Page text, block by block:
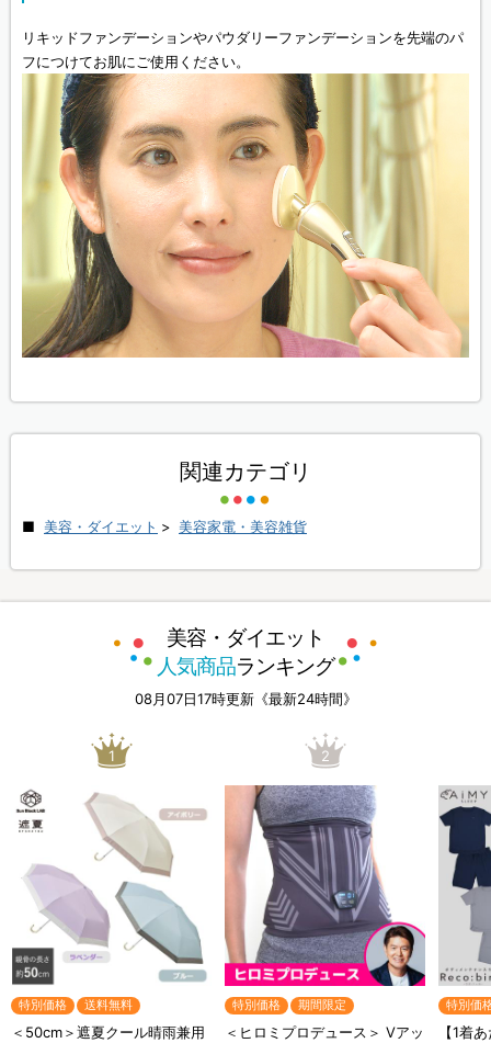
リキッドファンデーションやパウダリーファンデーションを先端のパ
フにつけてお肌にご使用ください。
関連カテゴリ
美容・ダイエット > 美容家電・美容雑貨
美容・ダイエット
人気商品ランキング
08月07日17時更新《最新24時間》
1
特別価格 送料無料
＜50cm＞遮夏クール晴雨兼用
2
特別価格 期間限定
＜ヒロミプロデュース＞ Vアッ
特別価
【1着